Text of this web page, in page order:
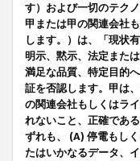
す）および一切のテク
甲または甲の関連会社
します。）は、「現状
明示、黙示、法定また
満足な品質、特定目的
証を否認します。甲は
の関連会社もしくはラ
れないこと、正確であ
ずれも、 (A) 停電もし
たはいかなるデータ、